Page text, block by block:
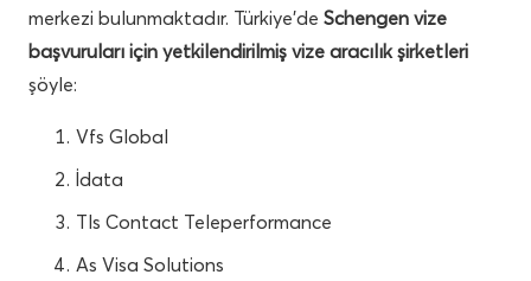
merkezi bulunmaktadır. Türkiye’de Schengen vize
başvuruları için yetkilendirilmiş vize aracılık şirketleri
şöyle:
Vfs Global
İdata
Tls Contact Teleperformance
As Visa Solutions